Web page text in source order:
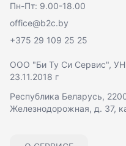
Пн-Пт: 9.00-18.00
office@b2c.by
+375 29 109 25 25
ООО "Би Ту Си Сервис",
23.11.2018 г
Республика Беларусь,
Железнодорожная, д. 37,